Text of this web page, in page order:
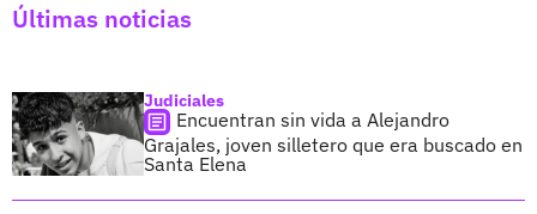
Últimas noticias
Judiciales
Encuentran sin vida a Alejandro
Grajales, joven silletero que era buscado en
Santa Elena